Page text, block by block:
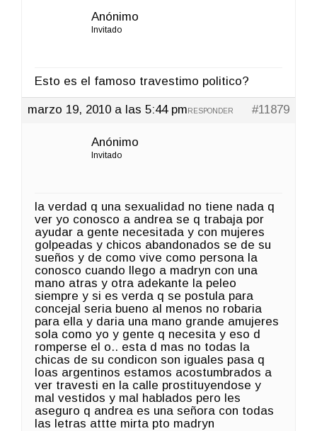
Anónimo
Invitado
Esto es el famoso travestimo politico?
marzo 19, 2010 a las 5:44 pm #11879
RESPONDER
Anónimo
Invitado
la verdad q una sexualidad no tiene nada q
ver yo conosco a andrea se q trabaja por
ayudar a gente necesitada y con mujeres
golpeadas y chicos abandonados se de su
sueños y de como vive como persona la
conosco cuando llego a madryn con una
mano atras y otra adekante la peleo
siempre y si es verda q se postula para
concejal seria bueno al menos no robaria
para ella y daria una mano grande amujeres
sola como yo y gente q necesita y eso d
romperse el o.. esta d mas no todas la
chicas de su condicon son iguales pasa q
loas argentinos estamos acostumbrados a
ver travesti en la calle prostituyendose y
mal vestidos y mal hablados pero les
aseguro q andrea es una señora con todas
las letras attte mirta pto madryn